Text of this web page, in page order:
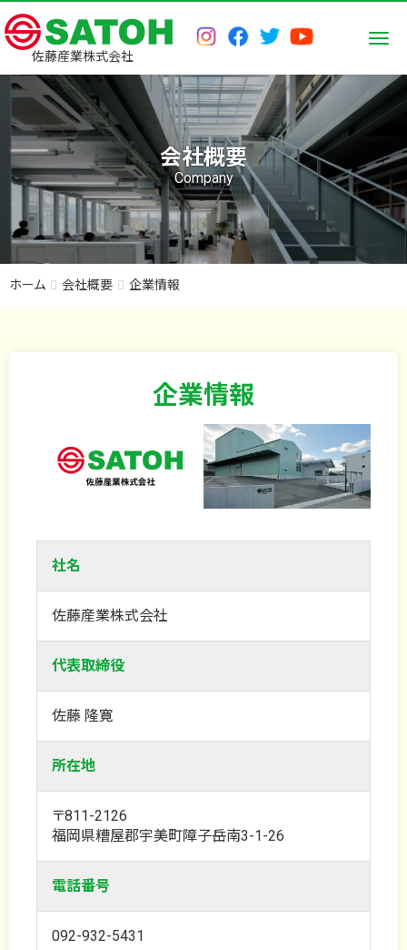
佐藤産業株式会社
会社概要
Company
ホーム 会社概要 企業情報
企業情報
社名
佐藤産業株式会社
代表取締役
佐藤 隆寛
所在地
〒811-2126
福岡県糟屋郡宇美町障子岳南3-1-26
電話番号
092-932-5431